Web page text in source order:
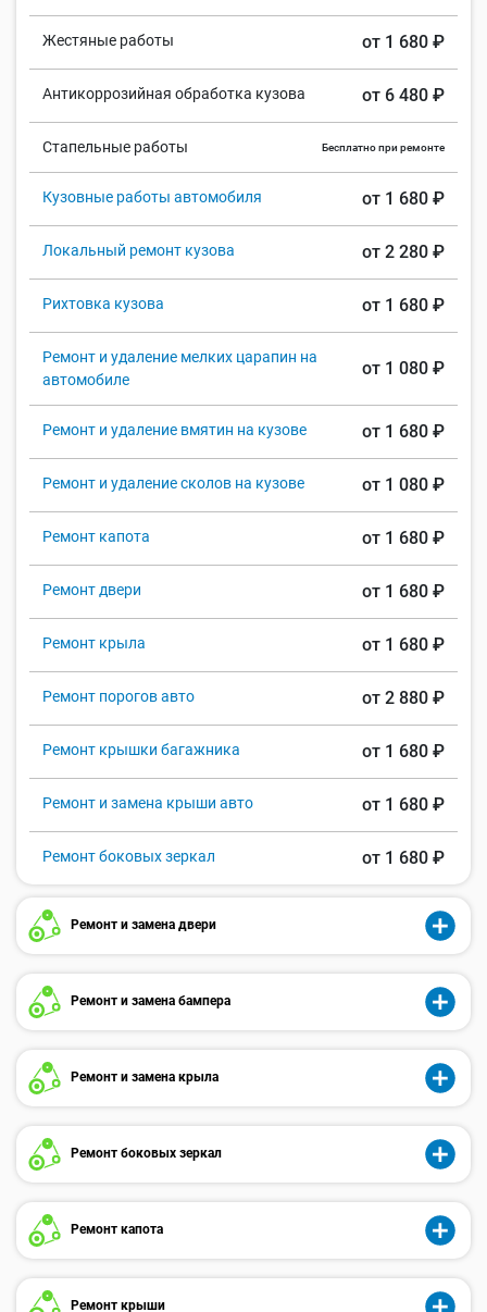
Жестяные работы от 1 680 ₽
Антикоррозийная обработка кузова от 6 480 ₽
Стапельные работы Бесплатно при ремонте
Кузовные работы автомобиля от 1 680 ₽
Локальный ремонт кузова от 2 280 ₽
Рихтовка кузова от 1 680 ₽
Ремонт и удаление мелких царапин на
автомобиле
от 1 080 ₽
Ремонт и удаление вмятин на кузове от 1 680 ₽
Ремонт и удаление сколов на кузове от 1 080 ₽
Ремонт капота от 1 680 ₽
Ремонт двери от 1 680 ₽
Ремонт крыла от 1 680 ₽
Ремонт порогов авто от 2 880 ₽
Ремонт крышки багажника от 1 680 ₽
Ремонт и замена крыши авто от 1 680 ₽
Ремонт боковых зеркал от 1 680 ₽
Ремонт и замена двери
Ремонт и замена бампера
Ремонт и замена крыла
Ремонт боковых зеркал
Ремонт капота
Ремонт крыши